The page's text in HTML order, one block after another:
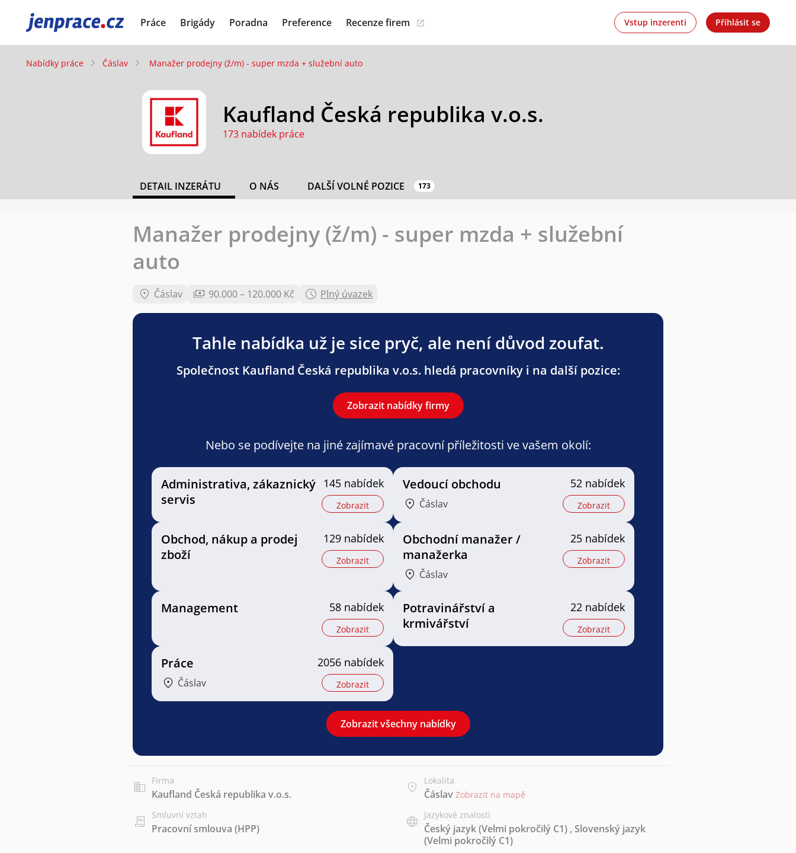
JenPráce.cz Práce Brigády Poradna Preference Recenze firem Vstup inzerenti Přihlásit se
Nabídky práce Čáslav Manažer prodejny (ž/m) - super mzda + služební auto
Kaufland Česká republika v.o.s.
173 nabídek práce
DETAIL INZERÁTU O NÁS DALŠÍ VOLNÉ POZICE 173
Manažer prodejny (ž/m) - super mzda + služební
auto
Čáslav 90.000 – 120.000 Kč Plný úvazek
Tahle nabídka už je sice pryč, ale není důvod zoufat.
Společnost Kaufland Česká republika v.o.s. hledá pracovníky i na další pozice:
Zobrazit nabídky firmy
Nebo se podívejte na jiné zajímavé pracovní příležitosti ve vašem okolí:
Administrativa, zákaznický
servis
145 nabídek
Zobrazit
Vedoucí obchodu
Čáslav
52 nabídek
Zobrazit
Obchod, nákup a prodej
zboží
129 nabídek
Zobrazit
Obchodní manažer /
manažerka
Čáslav
25 nabídek
Zobrazit
Management 58 nabídek
Zobrazit
Potravinářství a
krmivářství
22 nabídek
Zobrazit
Práce
Čáslav
2056 nabídek
Zobrazit
Zobrazit všechny nabídky
Firma
Kaufland Česká republika v.o.s.
Lokalita
Čáslav Zobrazit na mapě
Smluvní vztah
Pracovní smlouva (HPP)
Jazykové znalosti
Český jazyk(Velmi pokročilý C1) , Slovenský jazyk
(Velmi pokročilý C1)